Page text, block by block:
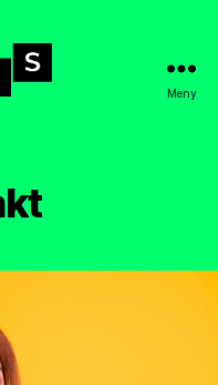
Meny